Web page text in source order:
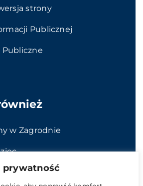
prywatność
strony
Publicznej
Publiczne
w Zagrodnie
Wygasłych Wulkanów